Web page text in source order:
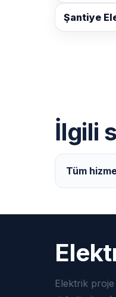
Şantiye
İlgili
Tüm
Elektrik proje